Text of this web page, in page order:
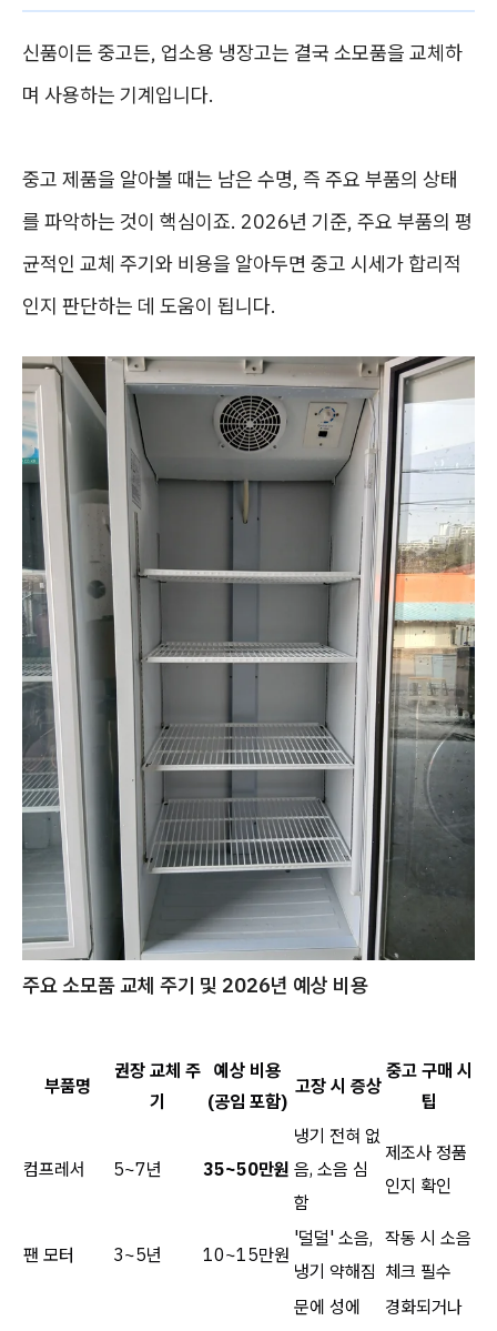
신품이든 중고든, 업소용 냉장고는 결국 소모품을 교체하
며 사용하는 기계입니다.
중고 제품을 알아볼 때는 남은 수명, 즉 주요 부품의 상태
를 파악하는 것이 핵심이죠. 2026년 기준, 주요 부품의 평
균적인 교체 주기와 비용을 알아두면 중고 시세가 합리적
인지 판단하는 데 도움이 됩니다.
주요 소모품 교체 주기 및 2026년 예상 비용
부품명
권장 교체 주
기
예상 비용
(공임 포함)
고장 시 증상
중고 구매 시
팁
컴프레서 5~7년 35~50만원
냉기 전혀 없
음, 소음 심
함
제조사 정품
인지 확인
팬 모터 3~5년 10~15만원
'덜덜' 소음,
냉기 약해짐
작동 시 소음
체크 필수
문에 성에
경화되거나